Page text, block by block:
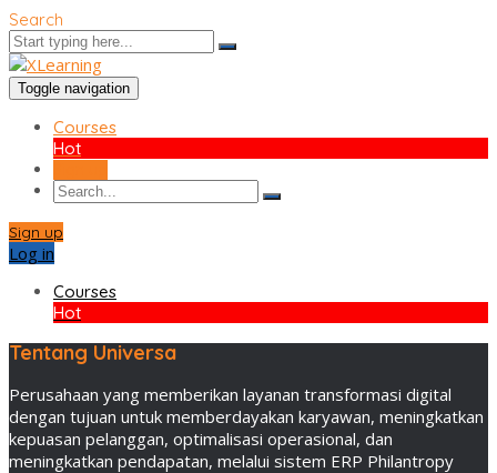
Search
Toggle navigation
Courses
Hot
Sign up
Log in
Courses
Hot
Tentang Universa
Perusahaan yang memberikan layanan transformasi digital
dengan tujuan untuk memberdayakan karyawan, meningkatkan
kepuasan pelanggan, optimalisasi operasional, dan
meningkatkan pendapatan, melalui sistem ERP Philantropy